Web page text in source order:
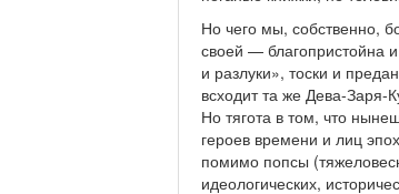
Но чего мы, собственно,
своей — благопристойна
и разлуки», тоски и
всходит та же Дева-Заря-
Но тягота в том, что
героев времени и лиц
помимо попсы
идеологических,